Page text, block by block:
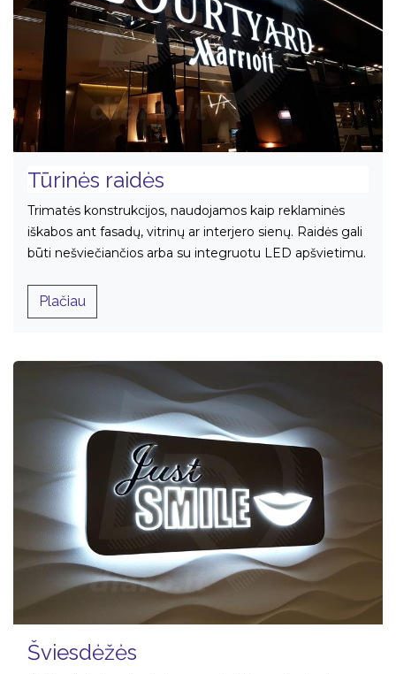
Tūrinės raidės
Trimatės konstrukcijos, naudojamos kaip reklaminės
iškabos ant fasadų, vitrinų ar interjero sienų. Raidės gali
būti nešviečiančios arba su integruotu LED apšvietimu.​
Plači​au
Šviesdėžės